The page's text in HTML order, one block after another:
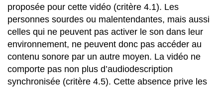
proposée pour cette vidéo (critère 4.1). Les
personnes sourdes ou malentendantes, mais aussi
celles qui ne peuvent pas activer le son dans leur
environnement, ne peuvent donc pas accéder au
contenu sonore par un autre moyen. La vidéo ne
comporte pas non plus d’audiodescription
synchronisée (critère 4.5). Cette absence prive les